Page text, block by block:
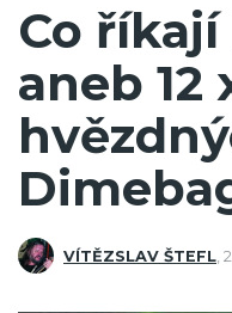
Co
aneb 12
VÍTĚZSLAV ŠTEFL